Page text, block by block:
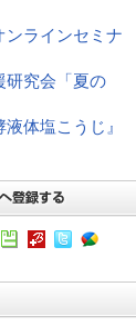
ンラインセミナ
研究会「夏の
体塩こうじ』